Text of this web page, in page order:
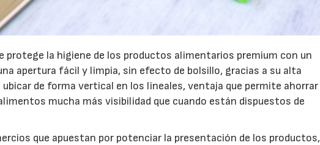
protege la higiene de los productos alimentarios premium con un
apertura fácil y limpia, sin efecto de bolsillo, gracias a su alta
ubicar de forma vertical en los lineales, ventaja que permite ahorrar
mucha más visibilidad que cuando están dispuestos de
que apuestan por potenciar la presentación de los productos,